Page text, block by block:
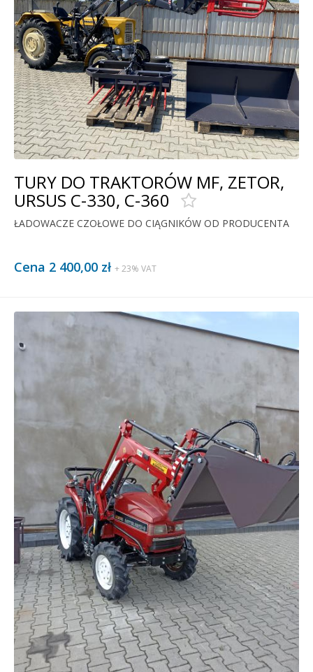
TURY DO TRAKTORÓW MF, ZETOR,
URSUS C-330, C-360
ŁADOWACZE CZOŁOWE DO CIĄGNIKÓW OD PRODUCENTA
Cena 2 400,00 zł + 23% VAT